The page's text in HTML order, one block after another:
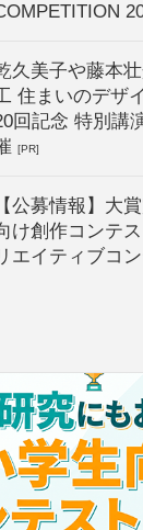
久美子や藤本
住まいのデザ
回記念 特別講
[PR]
【公募情報】大
け創作コンテ
エイティブコ